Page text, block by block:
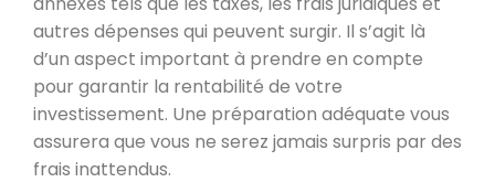
autres dépenses qui peuvent surgir. Il s’agit là
d’un aspect important à prendre en compte
pour garantir la rentabilité de votre
investissement. Une préparation adéquate vous
assurera que vous ne serez jamais surpris par des
frais inattendus.